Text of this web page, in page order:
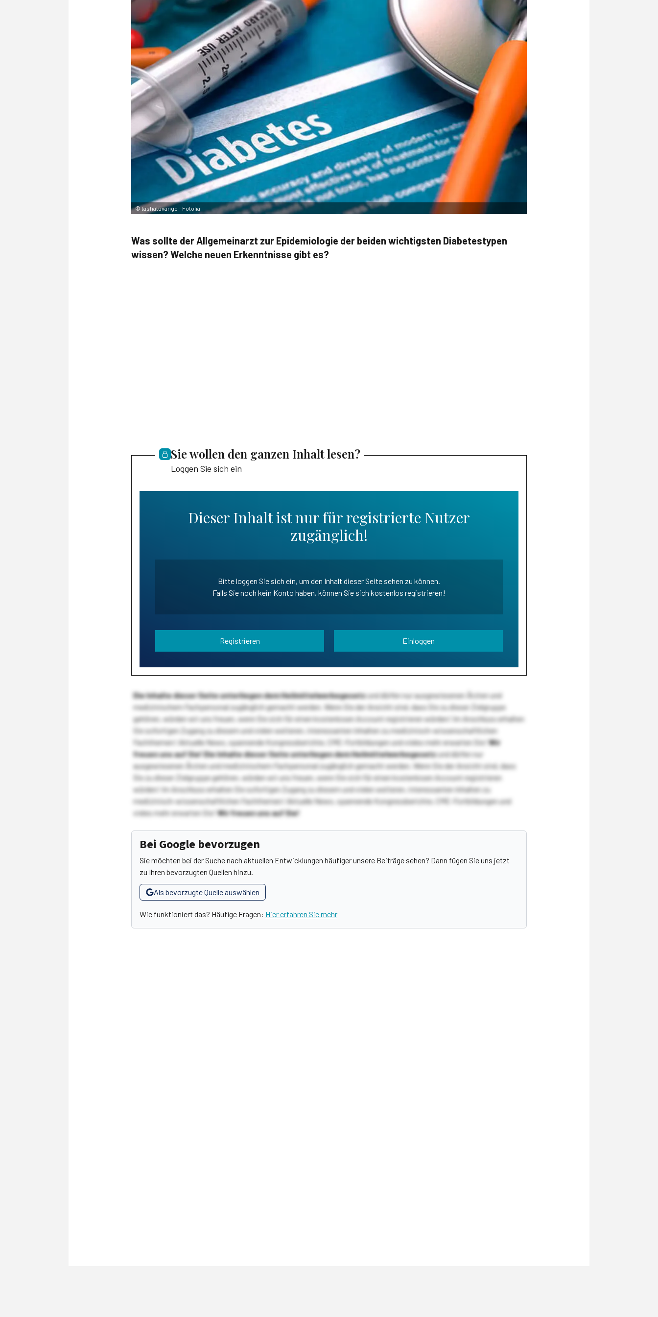
©tashatuvango - Fotolia
Was sollte der Allgemeinarzt zur Epidemiologie der beiden wichtigsten Diabetestypen
wissen? Welche neuen Erkenntnisse gibt es?
Sie wollen den ganzen Inhalt lesen?
Loggen Sie sich ein
Dieser Inhalt ist nur für registrierte Nutzer
zugänglich!
Bitte loggen Sie sich ein, um den Inhalt dieser Seite sehen zu können.
Falls Sie noch kein Konto haben, können Sie sich kostenlos registrieren!
Registrieren Einloggen
Die Inhalte dieser Seite unterliegen dem Heilmittelwerbegesetzund dürfen nur ausgewiesenen Ärzten und
medizinischem Fachpersonal zugänglich gemacht werden. Wenn Sie der Ansicht sind, dass Sie zu dieser Zielgruppe
gehören, würden wir uns freuen, wenn Sie sich für einen kostenlosen Account registrieren würden! Im Anschluss erhalten
Sie sofortigen Zugang zu diesem und vielen weiteren, interessanten Inhalten zu medizinisch-wissenschaftlichen
Fachthemen! Aktuelle News, spannende Kongressberichte, CME-Fortbildungen und vieles mehr erwarten Sie!Wir
freuen uns auf Sie!Die Inhalte dieser Seite unterliegen dem Heilmittelwerbegesetzund dürfen nur
ausgewiesenen Ärzten und medizinischem Fachpersonal zugänglich gemacht werden. Wenn Sie der Ansicht sind, dass
Sie zu dieser Zielgruppe gehören, würden wir uns freuen, wenn Sie sich für einen kostenlosen Account registrieren
würden! Im Anschluss erhalten Sie sofortigen Zugang zu diesem und vielen weiteren, interessanten Inhalten zu
medizinisch-wissenschaftlichen Fachthemen! Aktuelle News, spannende Kongressberichte, CME-Fortbildungen und
vieles mehr erwarten Sie!Wir freuen uns auf Sie!
Bei Google bevorzugen
Sie möchten bei der Suche nach aktuellen Entwicklungen häufiger unsere Beiträge sehen? Dann fügen Sie uns jetzt
zu Ihren bevorzugten Quellen hinzu.
Als bevorzugte Quelle auswählen
Wie funktioniert das? Häufige Fragen: Hier erfahren Sie mehr